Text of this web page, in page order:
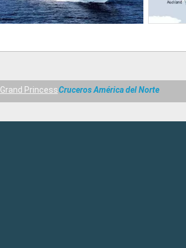
Grand PrincessCruceros América del Norte